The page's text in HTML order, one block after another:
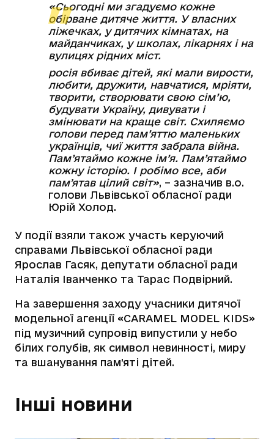
«Сьогодні ми згадуємо кожне
обірване дитяче життя. У власних
ліжечках, у дитячих кімнатах, на
майданчиках, у школах, лікарнях і на
вулицях рідних міст.
росія вбиває дітей, які мали вирости,
любити, дружити, навчатися, мріяти,
творити, створювати свою сім’ю,
будувати Україну, дивувати і
змінювати на краще світ. Схиляємо
голови перед пам’яттю маленьких
українців, чиї життя забрала війна.
Пам’ятаймо кожне ім’я. Пам’ятаймо
кожну історію. І робімо все, аби
памʼятав цілий світ», – зазначив в.о.
голови Львівської обласної ради
Юрій Холод.
У події взяли також участь керуючий
справами Львівської обласної ради
Ярослав Гасяк, депутати обласної ради
Наталія Іванченко та Тарас Подвірний.
На завершення заходу учасники дитячої
модельної агенції «CARAMEL MODEL KIDS»
під музичний супровід випустили у небо
білих голубів, як символ невинності, миру
та вшанування пам’яті дітей.
Інші новини